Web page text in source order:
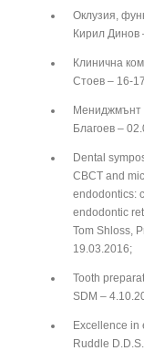
Оклузия,
Кирил Динов
Клинична
Стоев – 16-
Мениджмънт
Благоев –
Dental
CBCT and
endodontics:
endodontic
Tom Shloss,
19.03.2016;
Tooth
SDM –
Excellence in
Ruddle